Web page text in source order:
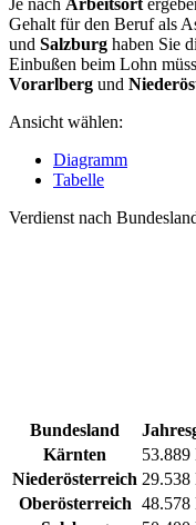
Je nach Arbeitsort
Gehalt für den Beruf als
und Salzburg haben Sie
Einbußen beim Lohn
Vorarlberg und
Ansicht wählen:
Diagramm
Tabelle
Verdienst nach
Bundesland
Kärnten
53.889
Niederösterreich 29.538
Oberösterreich 48.578